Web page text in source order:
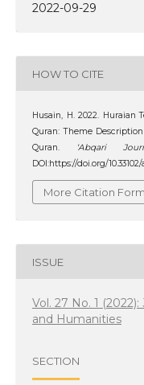
2022-09-29
HOW TO CITE
Husain, H. 2022.
Quran: Theme
Quran.
‘Abqari
DOI:https://doi.org/
More Citation
ISSUE
Vol. 27 No. 1
and Humanities
SECTION